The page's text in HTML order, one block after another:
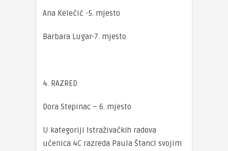
Ana Kelečić -5. mjesto
Barbara Lugar-7. mjesto
4. RAZRED
Dora Stepinac – 6. mjesto
U kategoriji Istraživačkih radova
učenica 4C razreda Paula Štancl svojim